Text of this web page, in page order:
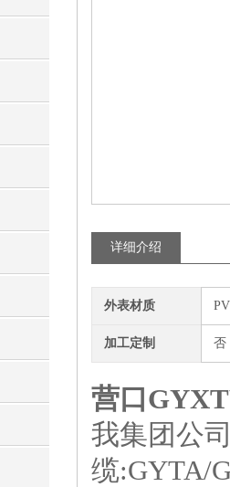
详细介绍
外表材质
加工定制 否
营口
我集团公
缆:GYTA/